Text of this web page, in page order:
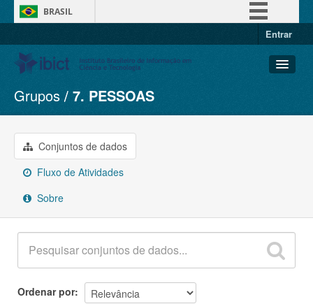
BRASIL
Entrar
Conjuntos de dados
Organizações
Grupos
Sobre
Grupos 7. PESSOAS
Conjuntos de dados
Fluxo de Atividades
Sobre
Ordenar por